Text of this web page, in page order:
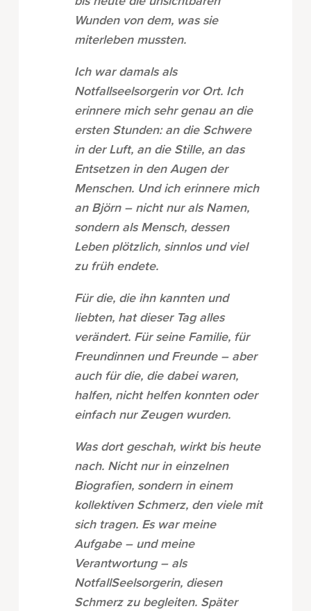
Wunden von dem, was sie
miterleben mussten.
Ich war damals als
Notfallseelsorgerin vor Ort. Ich
erinnere mich sehr genau an die
ersten Stunden: an die Schwere
in der Luft, an die Stille, an das
Entsetzen in den Augen der
Menschen. Und ich erinnere mich
an Björn – nicht nur als Namen,
sondern als Mensch, dessen
Leben plötzlich, sinnlos und viel
zu früh endete.
Für die, die ihn kannten und
liebten, hat dieser Tag alles
verändert. Für seine Familie, für
Freundinnen und Freunde – aber
auch für die, die dabei waren,
halfen, nicht helfen konnten oder
einfach nur Zeugen wurden.
Was dort geschah, wirkt bis heute
nach. Nicht nur in einzelnen
Biografien, sondern in einem
kollektiven Schmerz, den viele mit
sich tragen. Es war meine
Aufgabe – und meine
Verantwortung – als
NotfallSeelsorgerin, diesen
Schmerz zu begleiten. Später